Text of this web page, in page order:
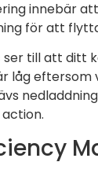
innebär
för att
ser till att ditt
låg